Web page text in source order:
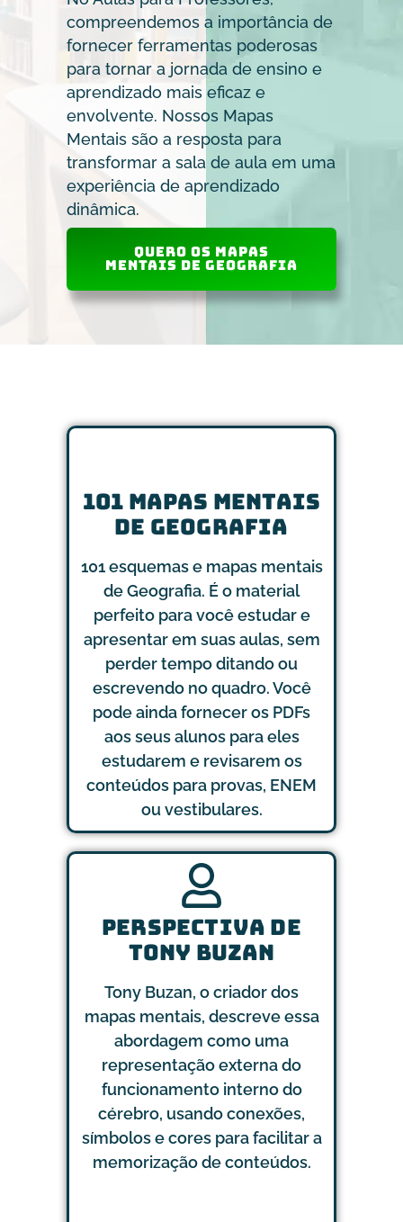
compreendemos a importância de
fornecer ferramentas poderosas
para tornar a jornada de ensino e
aprendizado mais eficaz e
envolvente. Nossos Mapas
Mentais são a resposta para
transformar a sala de aula em uma
experiência de aprendizado
dinâmica.
QUERO os Mapas
Mentais de Geografia
101 MAPAS MENTAIS
DE GEOGRAFIA
101 esquemas e mapas mentais
de Geografia. É o material
perfeito para você estudar e
apresentar em suas aulas, sem
perder tempo ditando ou
escrevendo no quadro. Você
pode ainda fornecer os PDFs
aos seus alunos para eles
estudarem e revisarem os
conteúdos para provas, ENEM
ou vestibulares.
PERSPECTIVA DE
TONY BUZAN
Tony Buzan, o criador dos
mapas mentais, descreve essa
abordagem como uma
representação externa do
funcionamento interno do
cérebro, usando conexões,
símbolos e cores para facilitar a
memorização de conteúdos.